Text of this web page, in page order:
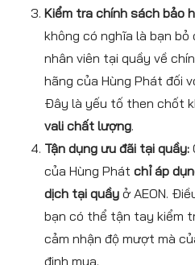
Kiểm tra chính sách bảo
không có nghĩa là bạn bỏ
nhân viên tại quầy về
hãng của Hùng Phát đối
Đây là yếu tố then chốt
vali chất lượng.
Tận dụng ưu đãi tại quầy:
của Hùng Phát chỉ áp
dịch tại quầy ở AEON.
bạn có thể tận tay kiểm
cảm nhận độ mượt mà
định mua.